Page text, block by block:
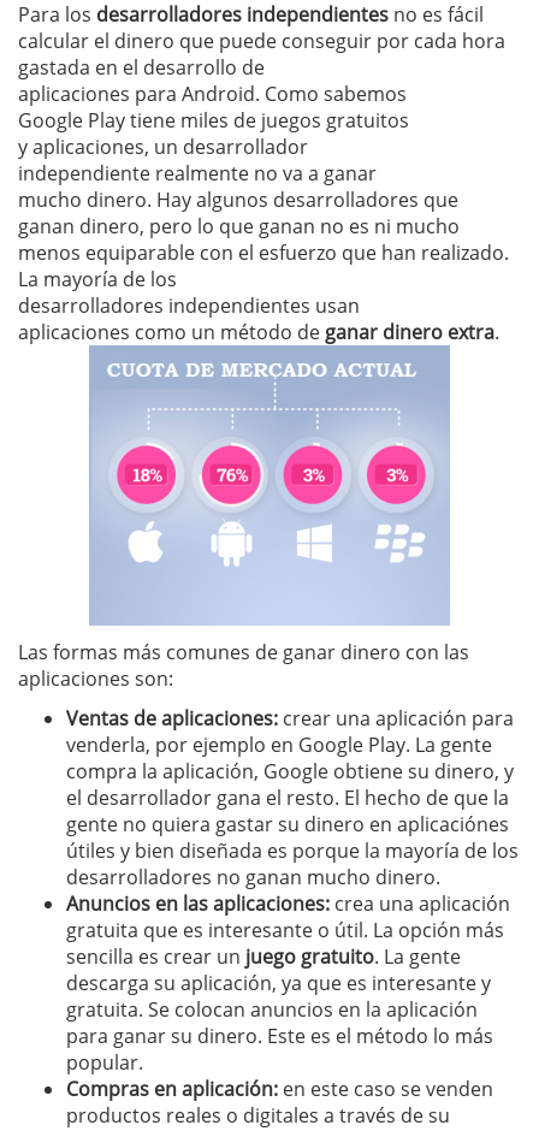
Para los desarrolladores independientes no es fácil
calcular el dinero que puede conseguir por cada hora
gastada en el desarrollo de
aplicaciones para Android. Como sabemos
Google Play tiene miles de juegos gratuitos
y aplicaciones, un desarrollador
independiente realmente no va a ganar
mucho dinero. Hay algunos desarrolladores que
ganan dinero, pero lo que ganan no es ni mucho
menos equiparable con el esfuerzo que han realizado.
La mayoría de los
desarrolladores independientes usan
aplicaciones como un método de ganar dinero extra.
Las formas más comunes de ganar dinero con las
aplicaciones son:
Ventas de aplicaciones: crear una aplicación para
venderla, por ejemplo en Google Play. La gente
compra la aplicación, Google obtiene su dinero, y
el desarrollador gana el resto. El hecho de que la
gente no quiera gastar su dinero en aplicaciónes
útiles y bien diseñada es porque la mayoría de los
desarrolladores no ganan mucho dinero.
Anuncios en las aplicaciones: crea una aplicación
gratuita que es interesante o útil. La opción más
sencilla es crear un juego gratuito. La gente
descarga su aplicación, ya que es interesante y
gratuita. Se colocan anuncios en la aplicación
para ganar su dinero. Este es el método lo más
popular.
Compras en aplicación: en este caso se venden
productos reales o digitales a través de su